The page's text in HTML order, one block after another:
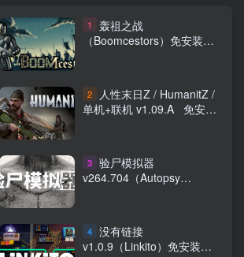
1
轰祖之战
（Boomcestors）免安装中
2
人性末日Z / HumanitZ /
单机+联机 v1.09.A 免安装
3 验尸模拟器
v264.704（Autopsy
4 没有链接
v1.0.9（Linkito）免安装中